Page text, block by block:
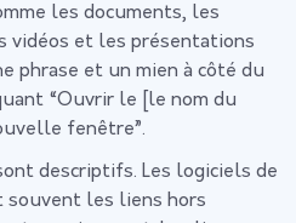
les documents, les
vidéos et les présentations
phrase et un mien à côté du
“Ouvrir le [le nom du
fenêtre”.
descriptifs. Les logiciels de
souvent les liens hors